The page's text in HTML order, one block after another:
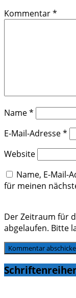
Kommentar*
Name*
E-Mail-Adresse*
Website
Name, E-Mail-
für meinen
Der Zeitraum für
abgelaufen. Bitte